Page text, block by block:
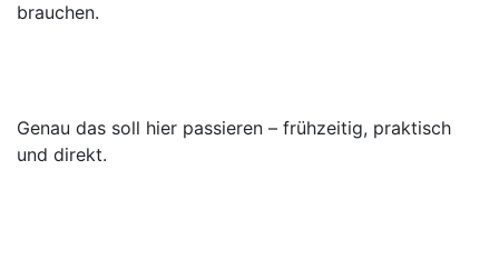
brauchen.
Genau das soll hier passieren – frühzeitig, praktisch
und direkt.